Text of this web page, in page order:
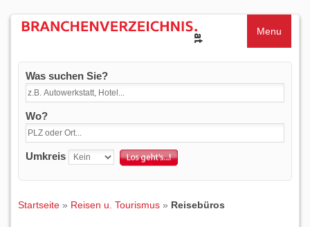
Menu
Was suchen Sie?
Wo?
Umkreis
Startseite » Reisen u. Tourismus » Reisebüros